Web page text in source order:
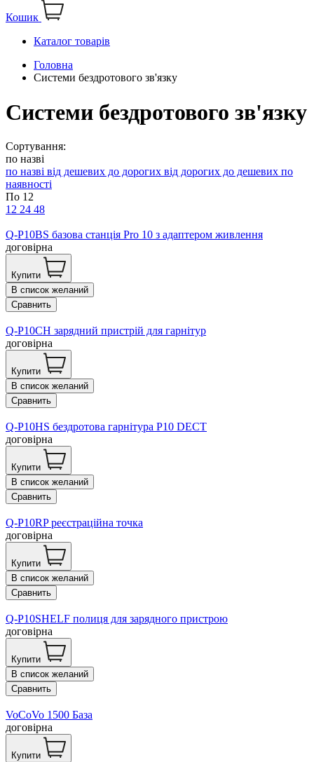
Кошик
Каталог товарів
Головна
Системи бездротового зв'язку
Системи бездротового зв'язку
Сортування:
по назві
по назві від дешевих до дорогих від дорогих до дешевих по
наявності
По 12
12 24 48
Q-P10BS базова станція Pro 10 з адаптером живлення
договірна
Купити
В список желаний
Сравнить
Q-P10CH зарядний пристрій для гарнітур
договірна
Купити
В список желаний
Сравнить
Q-P10HS бездротова гарнітура P10 DECT
договірна
Купити
В список желаний
Сравнить
Q-P10RP реєстраційна точка
договірна
Купити
В список желаний
Сравнить
Q-P10SHELF полиця для зарядного пристрою
договірна
Купити
В список желаний
Сравнить
VoCoVo 1500 База
договірна
Купити